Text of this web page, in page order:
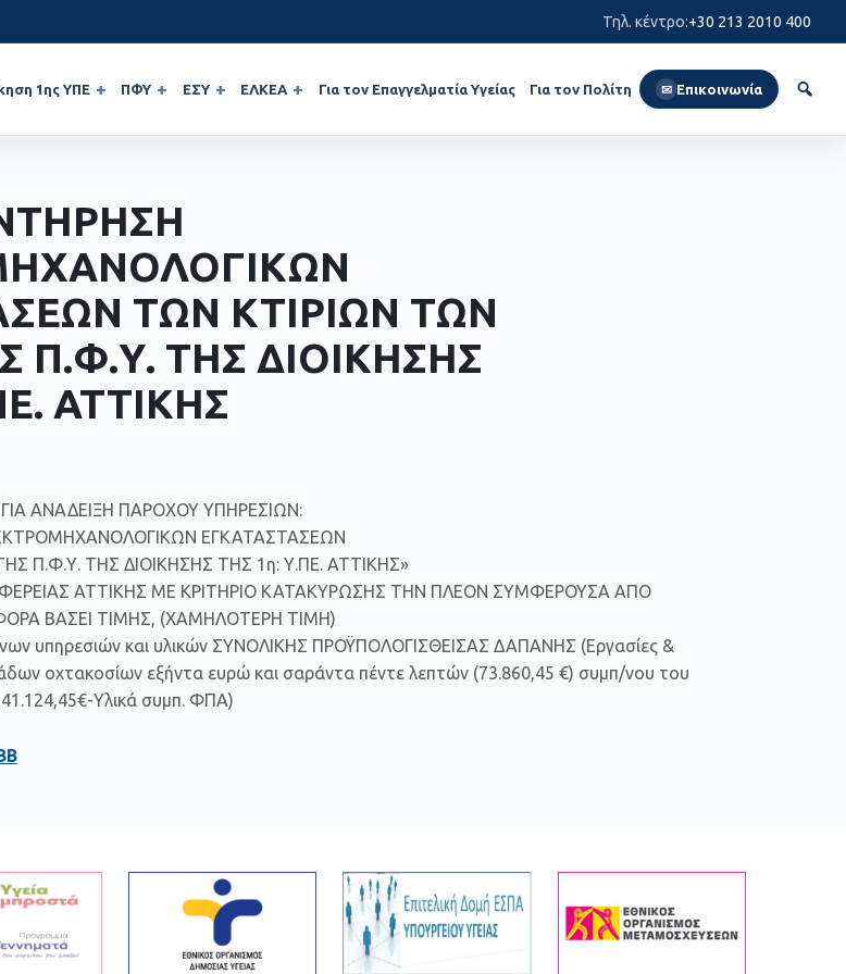
Τηλ. κέντρο:+30 213 2010 400
1ης ΥΠΕ ΠΦΥ ΕΣΥ ΕΛΚΕΑ Για τον Επαγγελματία Υγείας Για τον Πολίτη ✉ Επικοινωνία
ΤΩΝ ΚΤΙΡΙΩΝ ΤΩΝ
Π.Φ.Υ. ΤΗΣ ΔΙΟΙΚΗΣΗΣ
ΑΤΤΙΚΗΣ
ΑΝΑΔΕΙΞΗ ΠΑΡΟΧΟΥ ΥΠΗΡΕΣΙΩΝ:
ΕΓΚΑΤΑΣΤΑΣΕΩΝ
Π.Φ.Υ. ΤΗΣ ΔΙΟΙΚΗΣΗΣ ΤΗΣ 1η: Υ.ΠΕ. ΑΤΤΙΚΗΣ»
ΑΤΤΙΚΗΣ ΜΕ ΚΡΙΤΗΡΙΟ ΚΑΤΑΚΥΡΩΣΗΣ ΤΗΝ ΠΛΕΟΝ ΣΥΜΦΕΡΟΥΣΑ ΑΠΟ
ΒΑΣΕΙ ΤΙΜΗΣ, (ΧΑΜΗΛΟΤΕΡΗ ΤΙΜΗ)
υπηρεσιών και υλικών ΣΥΝΟΛΙΚΗΣ ΠΡΟΫΠΟΛΟΓΙΣΘΕΙΣΑΣ ΔΑΠΑΝΗΣ (Εργασίες &
οχτακοσίων εξήντα ευρώ και σαράντα πέντε λεπτών (73.860,45 €) συμπ/νου του
Υλικά συμπ. ΦΠΑ)